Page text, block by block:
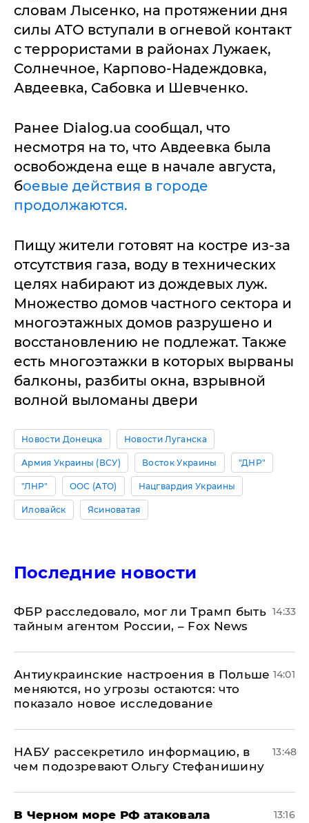
словам Лысенко, на протяжении дня
силы АТО вступали в огневой контакт
с террористами в районах Лужаек,
Солнечное, Карпово-Надеждовка,
Авдеевка, Сабовка и Шевченко.
Ранее Dialog.ua сообщал, что
несмотря на то, что Авдеевка была
освобождена еще в начале августа,
боевые действия в городе
продолжаются.
Пищу жители готовят на костре из-за
отсутствия газа, воду в технических
целях набирают из дождевых луж.
Множество домов частного сектора и
многоэтажных домов разрушено и
восстановлению не подлежат. Также
есть многоэтажки в которых вырваны
балконы, разбиты окна, взрывной
волной выломаны двери
Новости Донецка Новости Луганска
Армия Украины (ВСУ) Восток Украины "ДНР"
"ЛНР" ООС (АТО) Нацгвардия Украины
Иловайск Ясиноватая
Последние новости
ФБР расследовало, мог ли Трамп быть
тайным агентом России, – Fox News
14:33
Антиукраинские настроения в Польше
меняются, но угрозы остаются: что
показало новое исследование
14:01
НАБУ рассекретило информацию, в
чем подозревают Ольгу Стефанишину
13:48
В Черном море РФ атаковала
13:16